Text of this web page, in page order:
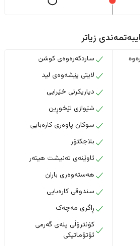
زیاتر
ساردکەرەوەی کوشن
لایتی پێشەوەی لید
دیاریکرنی خێرایی
شێوازی لێخوڕین
سوکان پاوەری کارەبایی
بلاجکتۆر
ئاوێنەی تەنیشت هیتەر
هەستەوەری باران
سندوقی کارەبایی
ڕاگری مەچەک
کۆنترۆڵی پلەی گەرمی
ئۆتۆماتیکی